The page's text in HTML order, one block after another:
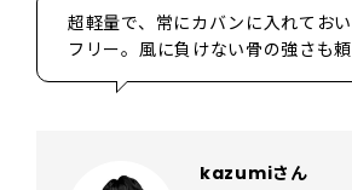
超軽量で、常にカバンに入れてお
フリー。風に負けない骨の強さも
kazumiさん